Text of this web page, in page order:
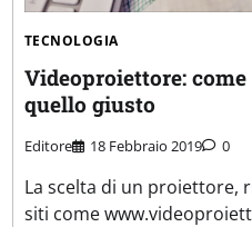
TECNOLOGIA
Videoproiettore:
quello giusto
Editore 18 Febbraio 2019 0
La scelta di un proiettore,
siti come